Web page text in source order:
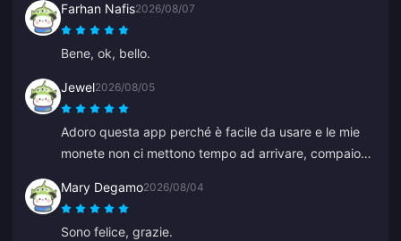
altri perché previene molti errori.
Farhan Nafis2026/08/07
Bene, ok, bello.
Jewel2026/08/05
Adoro questa app perché è facile da usare e le mie
monete non ci mettono tempo ad arrivare, compaiono
Mary Degamo2026/08/04
Sono felice, grazie.